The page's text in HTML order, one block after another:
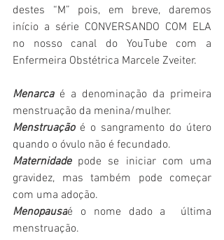
destes “M” pois, em breve, daremos
início a série CONVERSANDO COM ELA
no nosso canal do YouTube com a
Enfermeira Obstétrica Marcele Zveiter.
Menarca é a denominação da primeira
menstruação da menina/mulher.
Menstruação é o sangramento do útero
quando o óvulo não é fecundado.
Maternidade pode se iniciar com uma
gravidez, mas também pode começar
com uma adoção.
Menopausaé o nome dado a  última
menstruação.